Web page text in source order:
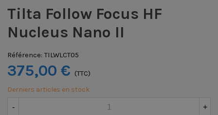
Tilta Follow Focus HF
Nucleus Nano II
Référence: TILWLCT05
375,00 € (TTC)
Derniers articles en stock
- +